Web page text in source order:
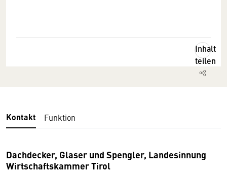
Inhalt
teilen
Kontakt Funktion
Dachdecker, Glaser und Spengler, Landesinnung
Wirtschaftskammer Tirol